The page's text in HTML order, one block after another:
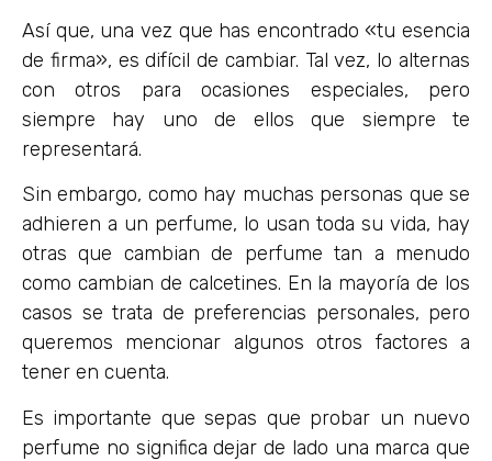
Así que, una vez que has encontrado «tu esencia
de firma», es difícil de cambiar. Tal vez, lo alternas
con otros para ocasiones especiales, pero
siempre hay uno de ellos que siempre te
representará.
Sin embargo, como hay muchas personas que se
adhieren a un perfume, lo usan toda su vida, hay
otras que cambian de perfume tan a menudo
como cambian de calcetines. En la mayoría de los
casos se trata de preferencias personales, pero
queremos mencionar algunos otros factores a
tener en cuenta.
Es importante que sepas que probar un nuevo
perfume no significa dejar de lado una marca que